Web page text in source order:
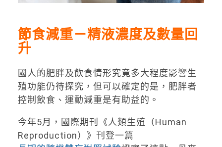
節食減重－精液濃度及數量回
升
國人的肥胖及飲食情形究竟多大程度影響生
殖功能仍待探究，但可以確定的是，肥胖者
控制飲食、運動減重是有助益的。
今年5月，國際期刊《人類生殖（Human
Reproduction）》刊登一篇